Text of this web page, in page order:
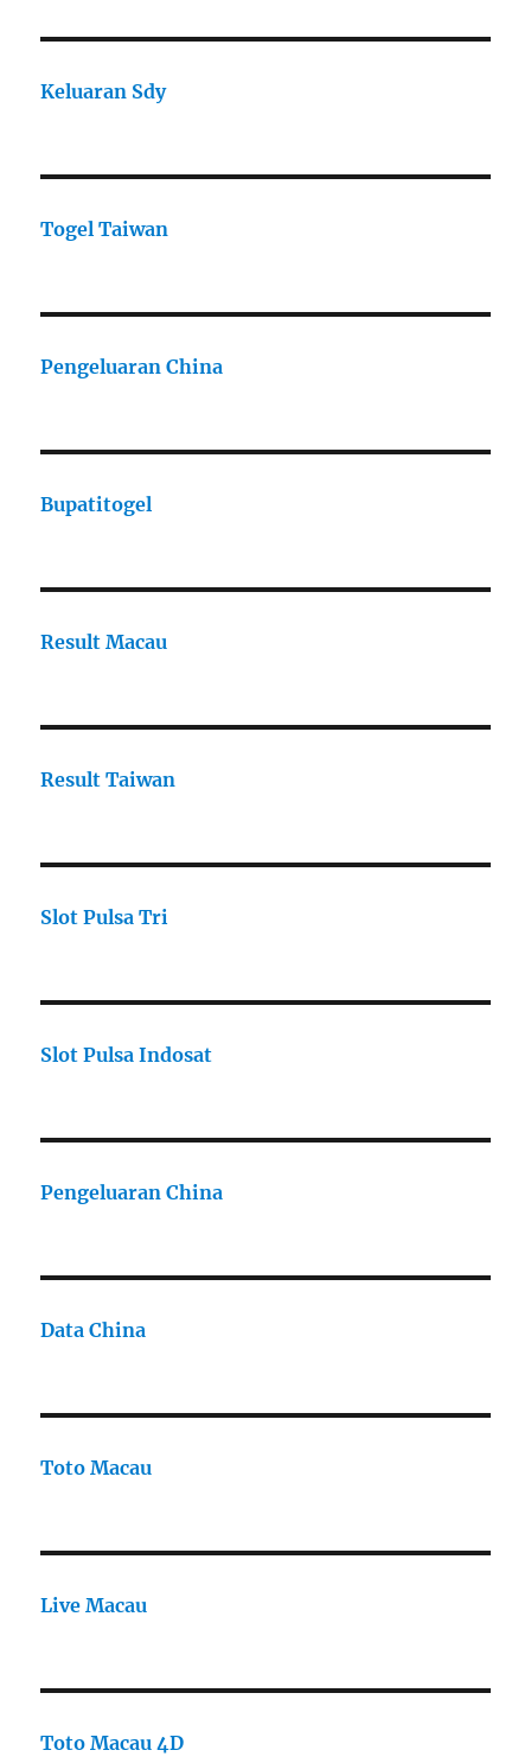
Keluaran Sdy
Togel Taiwan
Pengeluaran China
Bupatitogel
Result Macau
Result Taiwan
Slot Pulsa Tri
Slot Pulsa Indosat
Pengeluaran China
Data China
Toto Macau
Live Macau
Toto Macau 4D